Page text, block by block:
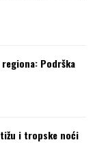
Podrška
i tropske noći